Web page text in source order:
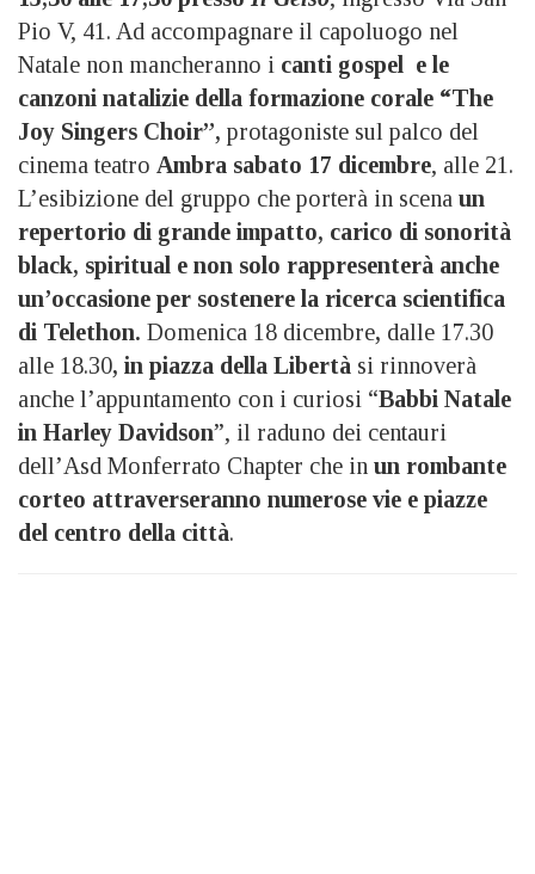
Pio V, 41. Ad accompagnare il capoluogo nel
Natale non mancheranno i canti gospel e le
canzoni natalizie della formazione corale “The
Joy Singers Choir”, protagoniste sul palco del
cinema teatro Ambra sabato 17 dicembre, alle 21.
L’esibizione del gruppo che porterà in scena un
repertorio di grande impatto, carico di sonorità
black, spiritual e non solo rappresenterà anche
un’occasione per sostenere la ricerca scientifica
di Telethon. Domenica 18 dicembre, dalle 17.30
alle 18.30, in piazza della Libertà si rinnoverà
anche l’appuntamento con i curiosi “Babbi Natale
in Harley Davidson”, il raduno dei centauri
dell’Asd Monferrato Chapter che in un rombante
corteo attraverseranno numerose vie e piazze
del centro della città.